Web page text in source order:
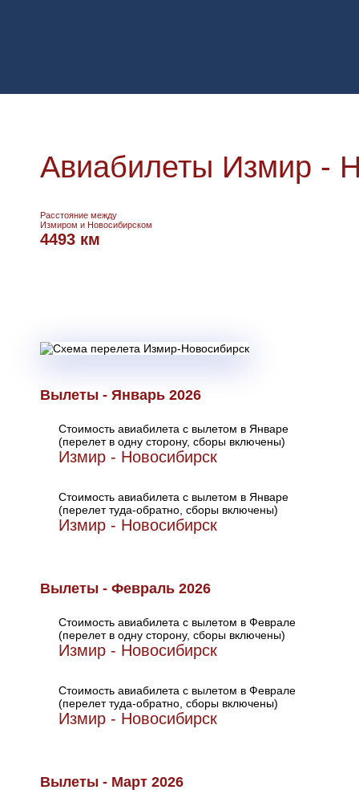
Авиабилеты Измир -
Расстояние между
Измиром и Новосибирском
4493 км
Вылеты - Январь 2026
Стоимость авиабилета с вылетом в Январе
(перелет в одну сторону, сборы включены)
Измир - Новосибирск
Стоимость авиабилета с вылетом в Январе
(перелет туда-обратно, сборы включены)
Измир - Новосибирск
Вылеты - Февраль 2026
Стоимость авиабилета с вылетом в Феврале
(перелет в одну сторону, сборы включены)
Измир - Новосибирск
Стоимость авиабилета с вылетом в Феврале
(перелет туда-обратно, сборы включены)
Измир - Новосибирск
Вылеты - Март 2026